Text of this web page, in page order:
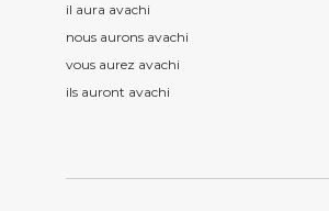
il aura avachi
nous aurons avachi
vous aurez avachi
ils auront avachi